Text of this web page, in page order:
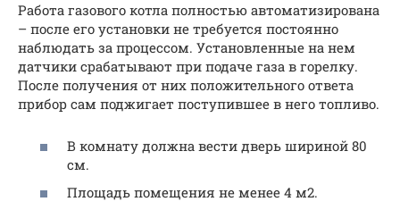
Работа газового котла полностью автоматизирована
– после его установки не требуется постоянно
наблюдать за процессом. Установленные на нем
датчики срабатывают при подаче газа в горелку.
После получения от них положительного ответа
прибор сам поджигает поступившее в него топливо.
В комнату должна вести дверь шириной 80
см.
Площадь помещения не менее 4 м2.